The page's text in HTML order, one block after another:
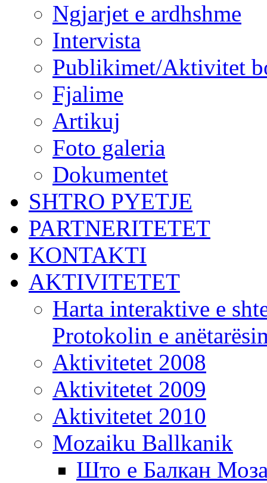
Ngjarjet e ardhshme
Intervista
Publikimet/Aktivitet
Fjalime
Artikuj
Foto galeria
Dokumentet
SHTRO PYETJE
PARTNERITETET
KONTAKTI
AKTIVITETET
Harta interaktive e
Protokolin e
Aktivitetet 2008
Aktivitetet 2009
Aktivitetet 2010
Mozaiku Ballkanik
Што е Балкан